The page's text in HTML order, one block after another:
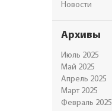
Новости
Архивы
Июль 2025
Май 2025
Апрель 2025
Март 2025
Февраль 2025